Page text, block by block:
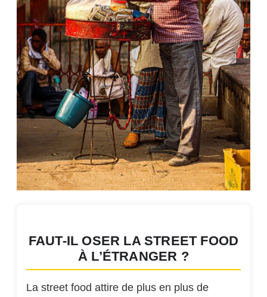
FAUT-IL OSER LA STREET FOOD
À L’ÉTRANGER ?
La street food attire de plus en plus de